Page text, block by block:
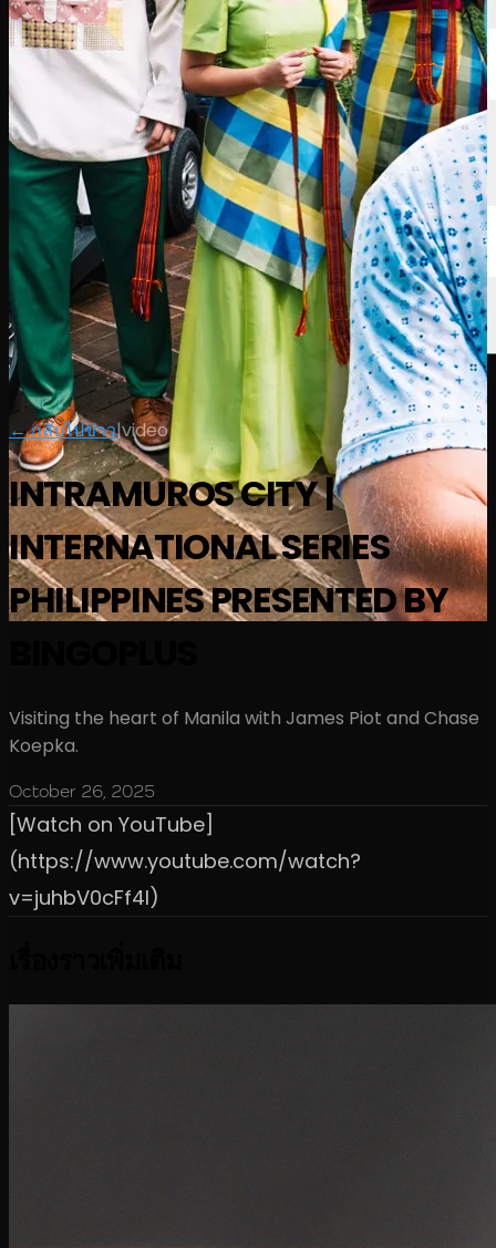
← กลับไปข่าว|video
INTRAMUROS CITY |
INTERNATIONAL SERIES
PHILIPPINES PRESENTED BY
Visiting the heart of Manila with James Piot and Chase
Koepka.
October 26, 2025
[Watch on YouTube]
(https://www.youtube.com/watch?
v=juhbV0cFf4I)